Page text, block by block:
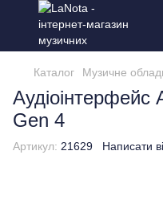
Каталог Музичне
Аудіоінтерфейс
Gen 4
Артикул: 21629 Написати